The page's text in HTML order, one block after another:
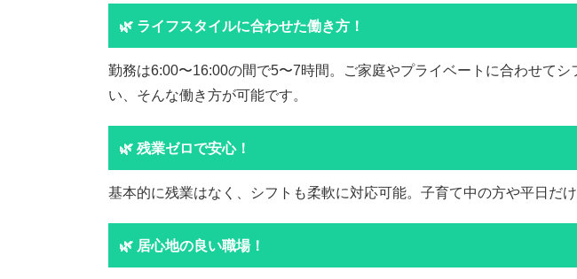
🌿 ライフスタイルに合わせた働き方！
勤務は6:00〜16:00の間で5〜7時間。ご家庭やプライベートに合わせて
い、そんな働き方が可能です。
🌿 残業ゼロで安心！
基本的に残業はなく、シフトも柔軟に対応可能。子育て中の方や平日だ
🌿 居心地の良い職場！